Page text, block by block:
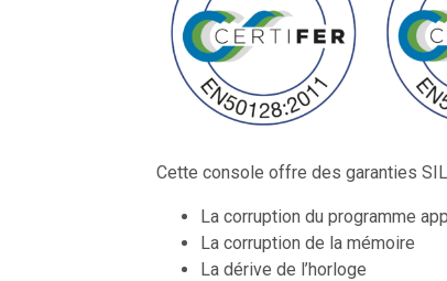
Cette console offre des garanties
La corruption du programme
La corruption de la mémoire
La dérive de l’horloge